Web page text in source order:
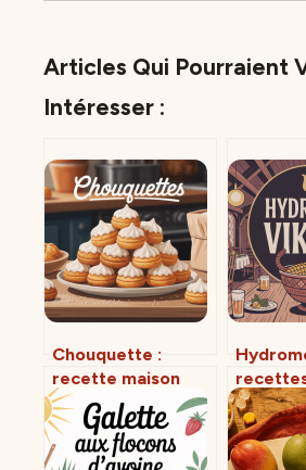
Articles Qui Pourraient
Intéresser :
Chouquette :
recette maison
facile, dorée et
parfaitement
croustillante
et
boisson